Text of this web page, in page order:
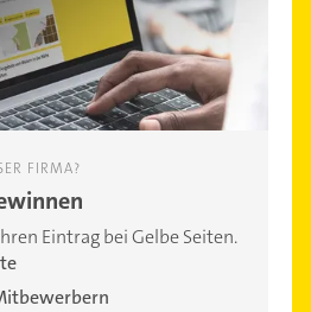
FIRMA?
Eintrag bei Gelbe Seiten.